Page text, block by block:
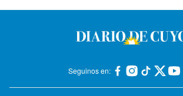
Seguinos en: